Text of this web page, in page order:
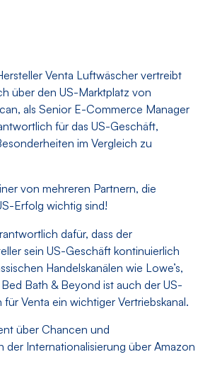
Venta Luftwäscher vertreibt
über den US-Marktplatz von
als Senior E-Commerce Manager
für das US-Geschäft,
im Vergleich zu
von mehreren Partnern, die
Erfolg wichtig sind!
dafür, dass der
sein US-Geschäft kontinuierlich
Handelskanälen wie Lowe’s,
Bath & Beyond ist auch der US-
Venta ein wichtiger Vertriebskanal.
über Chancen und
der Internationalisierung über Amazon